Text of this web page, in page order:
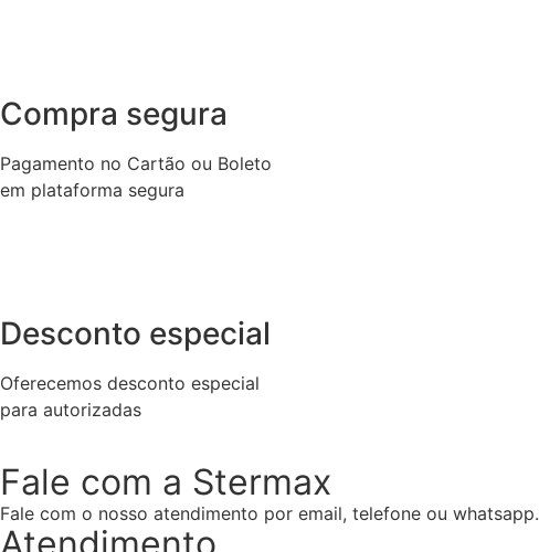
Compra segura
Pagamento no Cartão ou Boleto
em plataforma segura
Desconto especial
Oferecemos desconto especial
para autorizadas
Fale com a Stermax
Fale com o nosso atendimento por email, telefone ou whatsapp.